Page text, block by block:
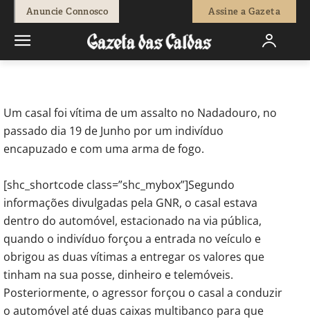
Anuncie Connosco Assine a Gazeta
Joel Ribeiro - 29 de Julho, 2016 1346 0
Um casal foi vítima de um assalto no Nadadouro, no
passado dia 19 de Junho por um indivíduo
encapuzado e com uma arma de fogo.
[shc_shortcode class=”shc_mybox”]Segundo
informações divulgadas pela GNR, o casal estava
dentro do automóvel, estacionado na via pública,
quando o indivíduo forçou a entrada no veículo e
obrigou as duas vítimas a entregar os valores que
tinham na sua posse, dinheiro e telemóveis.
Posteriormente, o agressor forçou o casal a conduzir
o automóvel até duas caixas multibanco para que